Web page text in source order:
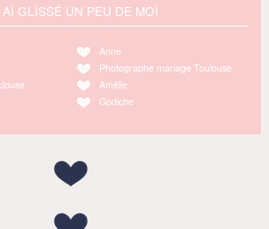
GLISSÉ UN PEU DE MOI
Anne
Photographe mariage Toulouse
Amélie
Godiche